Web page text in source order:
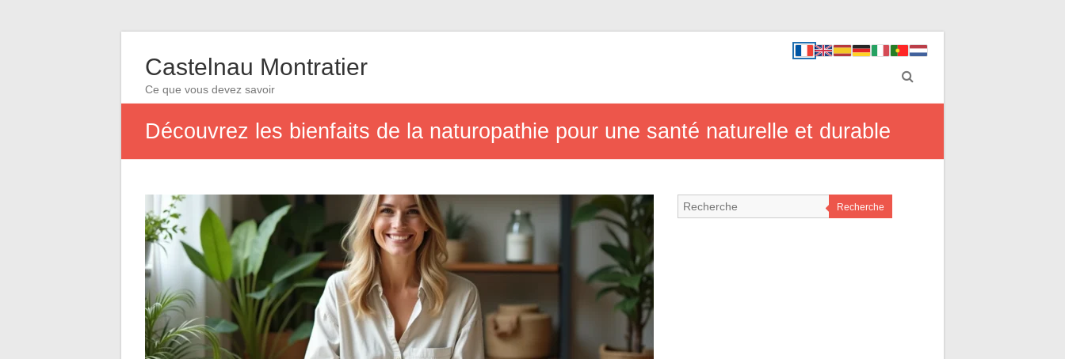
Castelnau Montratier
Ce que vous devez savoir
Découvrez les bienfaits de la naturopathie pour une santé naturelle et durable
Recherche